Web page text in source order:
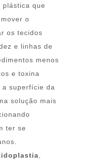
plástica que
o
os tecidos
e linhas de
menos
e toxina
superfície da
solução mais
ter se